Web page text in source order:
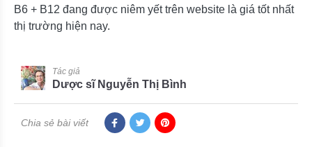
B6 + B12 đang được niêm yết trên website là giá tốt nhất
thị trường hiện nay.
Tác giả
Dược sĩ Nguyễn Thị Bình
Chia sẻ bài viết